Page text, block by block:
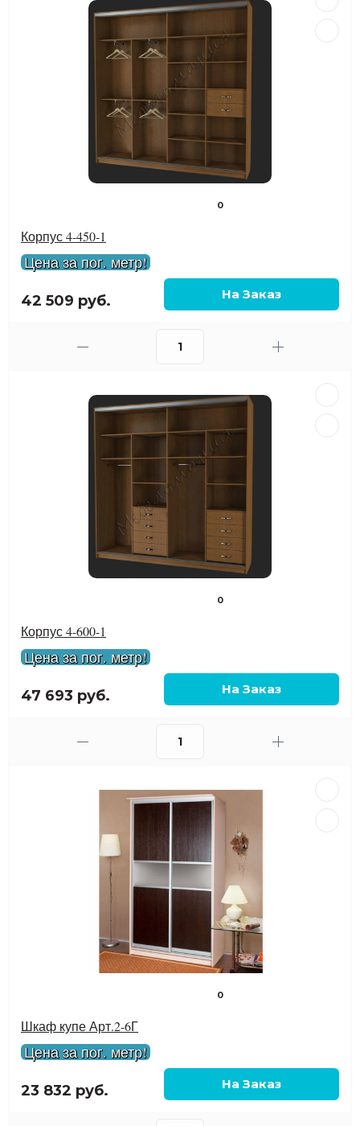
0
Корпус 4-450-1
Цена за пог. метр!
42 509 руб.
0
Корпус 4-600-1
Цена за пог. метр!
47 693 руб.
0
Шкаф купе Арт.2-6Г
Цена за пог. метр!
23 832 руб.